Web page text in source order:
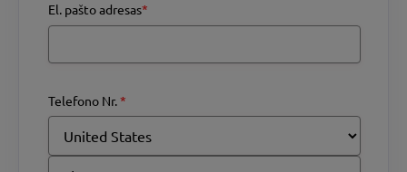
El. pašto adresas*
Telefono Nr.*